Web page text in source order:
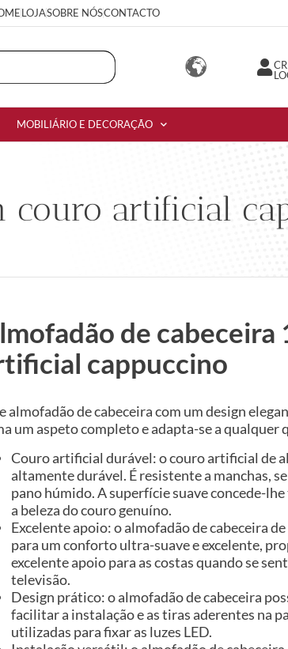
LOJASOBRE NÓSCONTACTO
MOBILIÁRIO E DECORAÇÃO
couro artificial
de cabeceira
cappuccino
almofadão de cabeceira com um design
um aspeto completo e adapta-se a qualquer
Couro artificial durável: o couro artificial de
altamente durável. É resistente a manchas,
pano húmido. A superfície suave concede-
a beleza do couro genuíno.
Excelente apoio: o almofadão de cabeceira
para um conforto ultra-suave e excelente,
excelente apoio para as costas quando se
televisão.
Design prático: o almofadão de cabeceira
facilitar a instalação e as tiras aderentes na
utilizadas para fixar as luzes LED.